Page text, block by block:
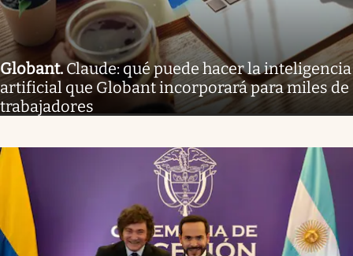
Globant.Claude: qué puede hacer la inteligencia
artificial que Globant incorporará para miles de
trabajadores